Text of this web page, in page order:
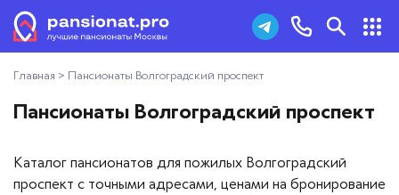
Пансионаты для пожилых
Пансионаты для ветеранов
Главная > Пансионаты Волгоградский проспект
Пансионаты Волгоградский проспект
Каталог пансионатов для пожилых Волгоградский
проспект с точными адресами, ценами на бронирование